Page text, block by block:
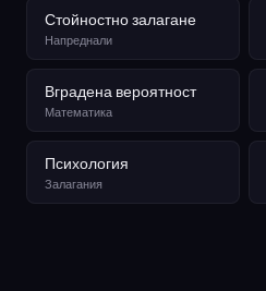
Стойностно залагане
Напреднали
Вградена вероятност
Математика
Психология
Залагания